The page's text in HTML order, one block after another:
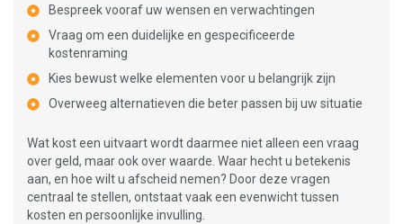
Bespreek vooraf uw wensen en verwachtingen
Vraag om een duidelijke en gespecificeerde
kostenraming
Kies bewust welke elementen voor u belangrijk zijn
Overweeg alternatieven die beter passen bij uw situatie
Wat kost een uitvaart wordt daarmee niet alleen een vraag
over geld, maar ook over waarde. Waar hecht u betekenis
aan, en hoe wilt u afscheid nemen? Door deze vragen
centraal te stellen, ontstaat vaak een evenwicht tussen
kosten en persoonlijke invulling.